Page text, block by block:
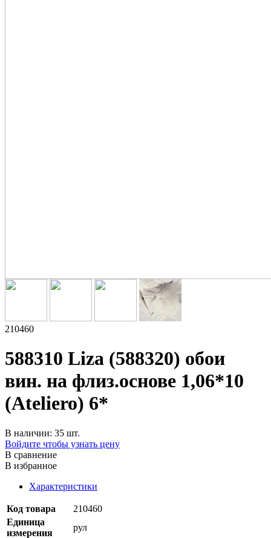
210460
588310 Liza (588320) обои
вин. на флиз.основе 1,06*10
(Ateliero) 6*
В наличии: 35 шт.
Войдите чтобы узнать цену
В сравнение
В избранное
Характеристики
Код товара
210460
Единица
измерения
рул